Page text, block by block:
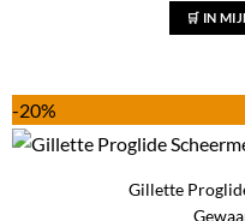
🛒 IN
-20%
Gillette